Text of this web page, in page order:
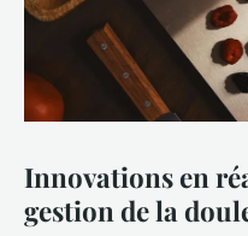
Innovations en
gestion de la